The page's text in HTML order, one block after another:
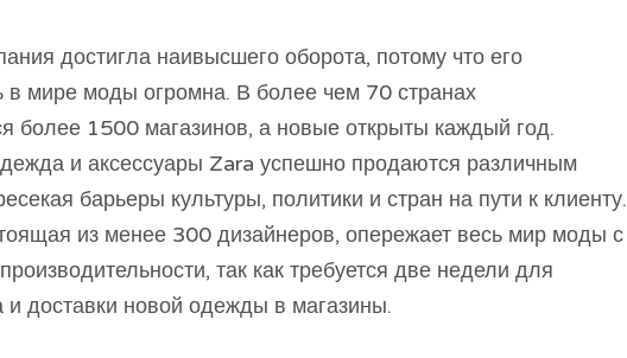
достигла наивысшего оборота, потому что его
в мире моды огромна. В более чем 70 странах
более 1500 магазинов, а новые открыты каждый год.
и аксессуары Zara успешно продаются различным
барьеры культуры, политики и стран на пути к клиенту.
из менее 300 дизайнеров, опережает весь мир моды с
так как требуется две недели для
и доставки новой одежды в магазины.